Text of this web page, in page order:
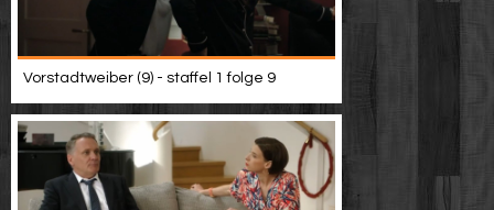
Vorstadtweiber (9) - staffel 1 folge 9